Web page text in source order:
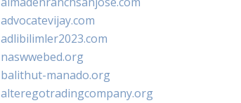
advocatevijay.com
adlibilimler2023.com
naswwebed.org
balithut-manado.org
alteregotradingcompany.org